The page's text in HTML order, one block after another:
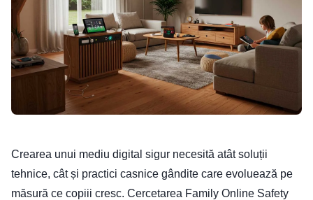
Crearea unui mediu digital sigur necesită atât soluții
tehnice, cât și practici casnice gândite care evoluează pe
măsură ce copiii cresc. Cercetarea Family Online Safety